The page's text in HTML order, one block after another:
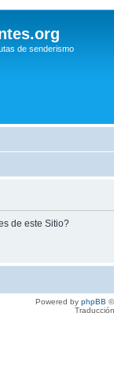
de senderismo
de este Sitio?
Powered by phpBB